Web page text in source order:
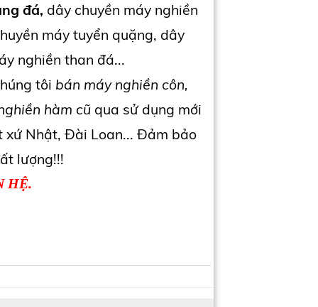
đá, dây chuyền máy nghiền
máy tuyển quặng, dây
nghiền than đá...
tôi bán máy nghiền côn,
hàm cũ qua sử dụng mới
xứ Nhật, Đài Loan... Đảm bảo
lượng!!!
HỆ.